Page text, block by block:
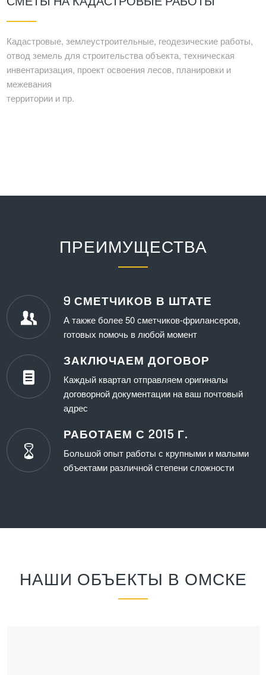
Кадастровые, землеустроительные, геодезические работы,
отвод земель для строительства объекта, техническая
инвентаризация, проект освоения лесов, планировки и
межевания
территории и пр.
ПРЕИМУЩЕСТВА
9 СМЕТЧИКОВ В ШТАТЕ
А также более 50 сметчиков-фрилансеров,
готовых помочь в любой момент
ЗАКЛЮЧАЕМ ДОГОВОР
Каждый квартал отправляем оригиналы
договорной документации на ваш почтовый
адрес
РАБОТАЕМ С 2015 Г.
Большой опыт работы с крупными и малыми
объектами различной степени сложности
НАШИ ОБЪЕКТЫ В ОМСКЕ